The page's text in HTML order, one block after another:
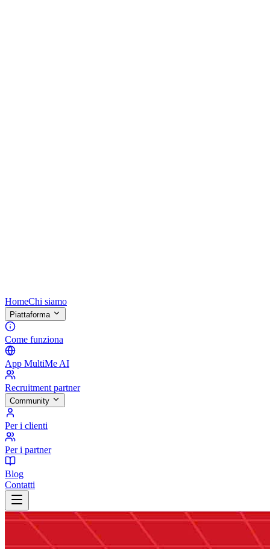
HomeChi siamo
Piattaforma
Come funziona
App MultiMe AI
Recruitment partner
Community
Per i clienti
Per i partner
Blog
Contatti